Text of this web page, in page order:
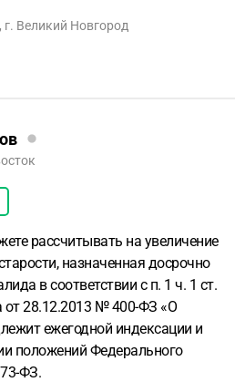
, г. Великий Новгород
рассчитывать на увеличение
назначенная досрочно
в соответствии с п. 1 ч. 1 ст.
от 28.12.2013 № 400-ФЗ «О
ежегодной индексации и
положений Федерального
ФЗ.